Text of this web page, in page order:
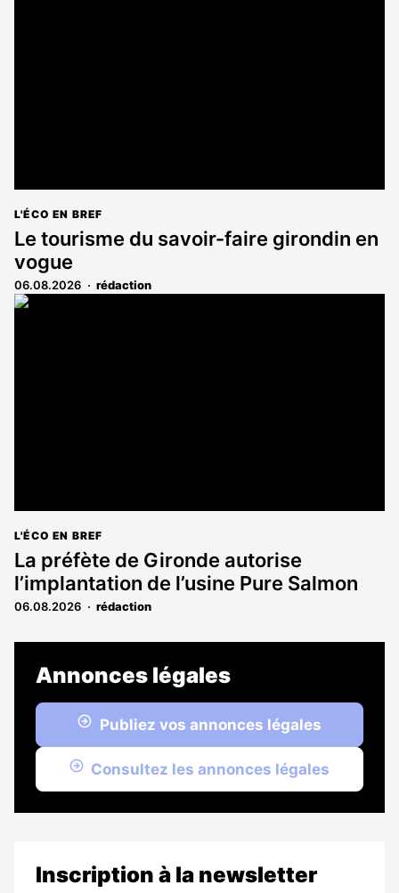
L'ÉCO EN BREF
Le tourisme du savoir-faire girondin en
vogue
06.08.2026 rédaction
L'ÉCO EN BREF
La préfète de Gironde autorise
l’implantation de l’usine Pure Salmon
06.08.2026 rédaction
Annonces légales
Publiez vos annonces légales
Consultez les annonces légales
Inscription à la newsletter